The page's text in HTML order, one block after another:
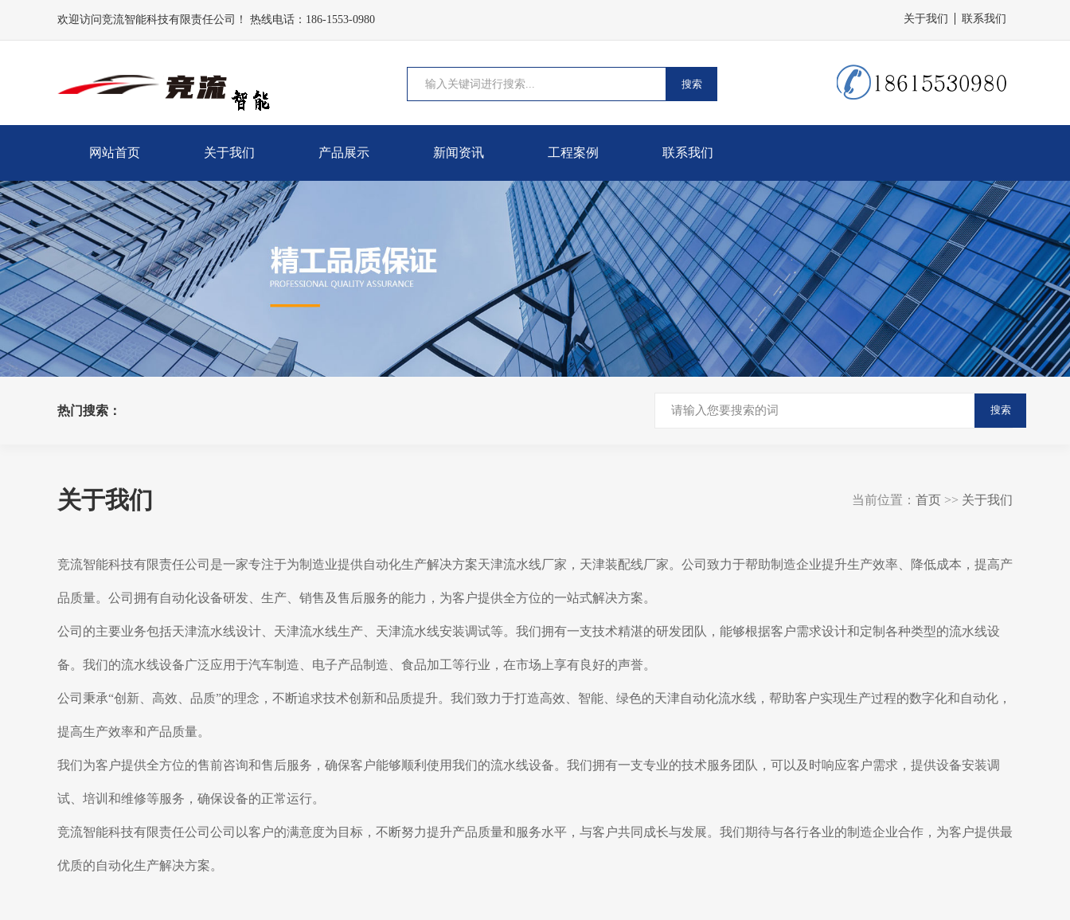
欢迎访问竞流智能科技有限责任公司！ 热线电话：186-1553-0980 关于我们 联系我们
搜索
网站首页 关于我们 产品展示 新闻资讯 工程案例 联系我们
热门搜索： 搜索
关于我们 当前位置： 首页 >> 关于我们
竞流智能科技有限责任公司是一家专注于为制造业提供自动化生产解决方案天津流水线厂家，天津装配线厂家。公司致力于帮助制造企业提升生产效率、降低成本，提高产
品质量。公司拥有自动化设备研发、生产、销售及售后服务的能力，为客户提供全方位的一站式解决方案。
公司的主要业务包括天津流水线设计、天津流水线生产、天津流水线安装调试等。我们拥有一支技术精湛的研发团队，能够根据客户需求设计和定制各种类型的流水线设
备。我们的流水线设备广泛应用于汽车制造、电子产品制造、食品加工等行业，在市场上享有良好的声誉。
公司秉承“创新、高效、品质”的理念，不断追求技术创新和品质提升。我们致力于打造高效、智能、绿色的天津自动化流水线，帮助客户实现生产过程的数字化和自动化，
提高生产效率和产品质量。
我们为客户提供全方位的售前咨询和售后服务，确保客户能够顺利使用我们的流水线设备。我们拥有一支专业的技术服务团队，可以及时响应客户需求，提供设备安装调
试、培训和维修等服务，确保设备的正常运行。
竞流智能科技有限责任公司公司以客户的满意度为目标，不断努力提升产品质量和服务水平，与客户共同成长与发展。我们期待与各行各业的制造企业合作，为客户提供最
优质的自动化生产解决方案。